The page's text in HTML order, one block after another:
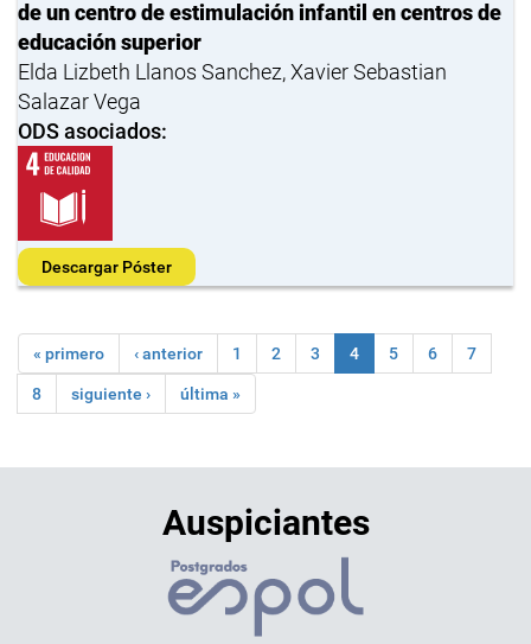
de un centro de estimulación infantil en centros de
educación superior
Elda Lizbeth Llanos Sanchez, Xavier Sebastian
Salazar Vega
ODS asociados:
Descargar Póster
« primero ‹ anterior 1 2 3 4 5 6 7
8 siguiente › última »
Auspiciantes